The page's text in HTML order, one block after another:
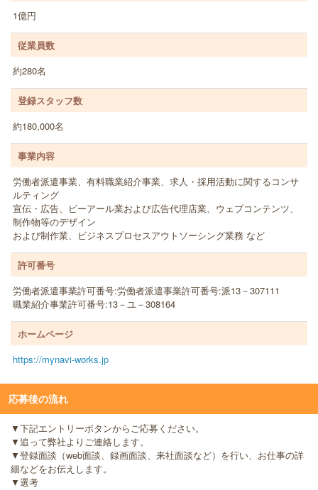
1億円
従業員数
約280名
登録スタッフ数
約180,000名
事業内容
労働者派遣事業、有料職業紹介事業、求人・採用活動に関するコンサ
ルティング
宣伝・広告、ピーアール業および広告代理店業、ウェブコンテンツ、
制作物等のデザイン
および制作業、ビジネスプロセスアウトソーシング業務 など
許可番号
労働者派遣事業許可番号:労働者派遣事業許可番号:派13－307111
職業紹介事業許可番号:13－ユ－308164
ホームページ
https://mynavi-works.jp
応募後の流れ
▼下記エントリーボタンからご応募ください。
▼追って弊社よりご連絡します。
▼登録面談（web面談、録画面談、来社面談など）を行い、お仕事の詳
細などをお伝えします。
▼選考